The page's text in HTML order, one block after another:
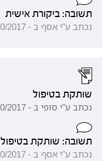
תשובה: ביקורת אישית
נכתב ע"י אסף ב - 29/10/2017 01:05:46
שותקת בטיפול
נכתב ע"י סופי ב - 28/10/2017 18:34:47
תשובה: שותקת בטיפול
נכתב ע"י אסף ב - 29/10/2017 01:58:51